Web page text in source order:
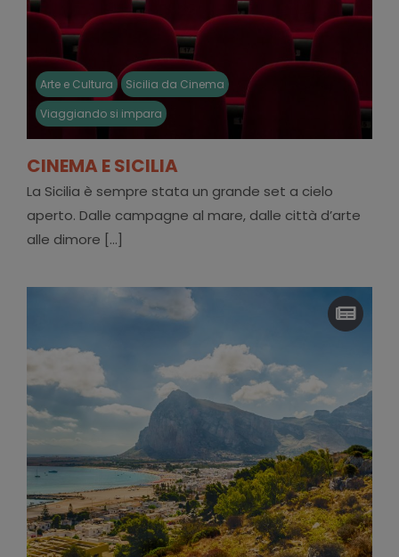
Arte e Cultura
Sicilia da Cinema
Viaggiando si impara
CINEMA E SICILIA
La Sicilia è sempre stata un grande set a cielo
aperto. Dalle campagne al mare, dalle città d’arte
alle dimore [...]